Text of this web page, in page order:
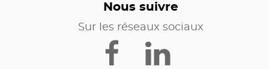
Nous suivre
Sur les réseaux sociaux